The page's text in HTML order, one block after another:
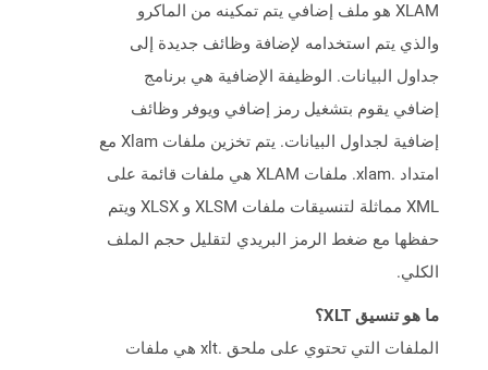
XLAM هو ملف إضافي يتم تمكينه من الماكرو
والذي يتم استخدامه لإضافة وظائف جديدة إلى
جداول البيانات. الوظيفة الإضافية هي برنامج
إضافي يقوم بتشغيل رمز إضافي ويوفر وظائف
إضافية لجداول البيانات. يتم تخزين ملفات Xlam مع
امتداد .xlam. ملفات XLAM هي ملفات قائمة على
XML مماثلة لتنسيقات ملفات XLSM و XLSX ويتم
حفظها مع ضغط الرمز البريدي لتقليل حجم الملف
الكلي.
ما هو تنسيق XLT؟
الملفات التي تحتوي على ملحق .xlt هي ملفات